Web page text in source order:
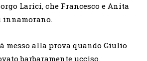
Larici, che Francesco e Anita
messo alla prova quando Giulio
barbaramente ucciso.